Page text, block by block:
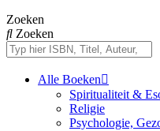
Zoeken
Zoeken
Alle Boeken
Spiritualiteit &
Religie
Psychologie,